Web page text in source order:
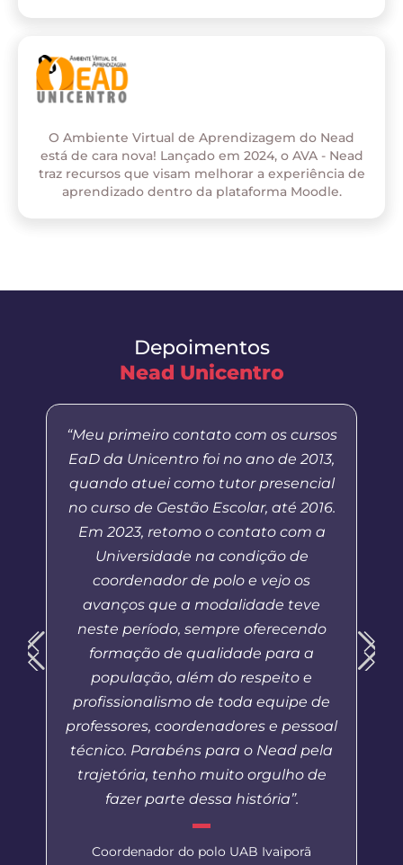
O Ambiente Virtual de Aprendizagem do Nead
está de cara nova! Lançado em 2024, o AVA - Nead
traz recursos que visam melhorar a experiência de
aprendizado dentro da plataforma Moodle.
Depoimentos
Nead Unicentro
“Meu primeiro contato com os cursos
EaD da Unicentro foi no ano de 2013,
quando atuei como tutor presencial
no curso de Gestão Escolar, até 2016.
Em 2023, retomo o contato com a
Universidade na condição de
coordenador de polo e vejo os
avanços que a modalidade teve
neste período, sempre oferecendo
formação de qualidade para a
população, além do respeito e
profissionalismo de toda equipe de
professores, coordenadores e pessoal
técnico. Parabéns para o Nead pela
trajetória, tenho muito orgulho de
fazer parte dessa história”.
Coordenador do polo UAB Ivaiporã